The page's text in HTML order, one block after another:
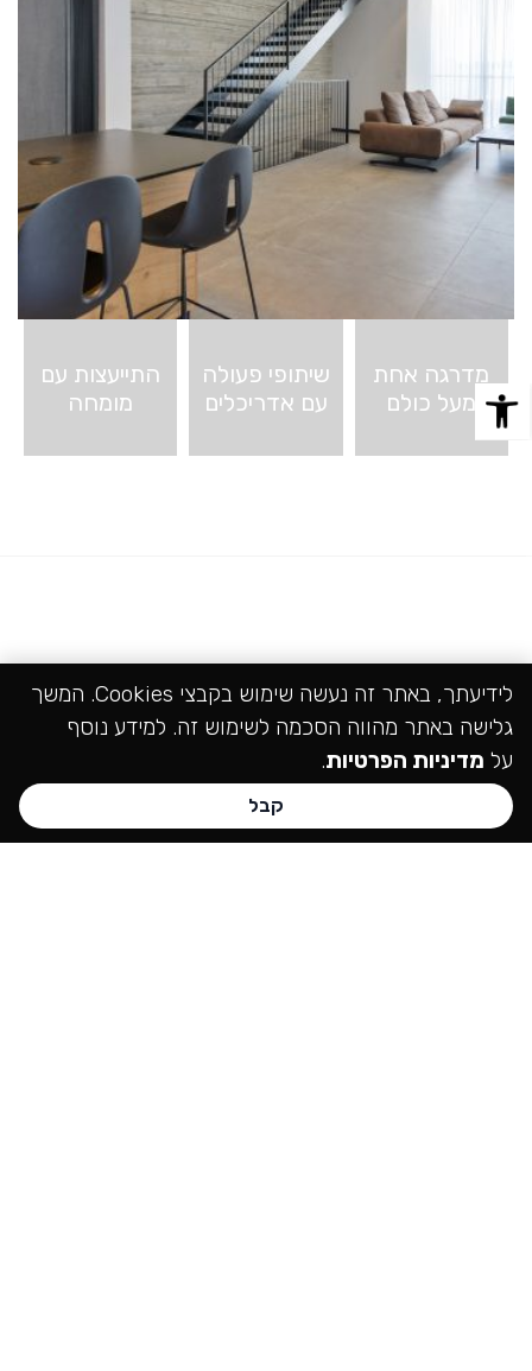
מדרגה אחת
מעל כולם
שיתופי פעולה
עם אדריכלים
התייעצות עם
מומחה
072-3714044
לידיעתך, באתר זה נעשה שימוש בקבצי Cookies. המשך
גלישה באתר מהווה הסכמה לשימוש זה. למידע נוסף
על מדיניות הפרטיות.
קבל